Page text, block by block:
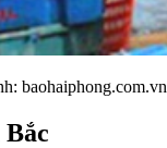
baohaiphong.com.vn